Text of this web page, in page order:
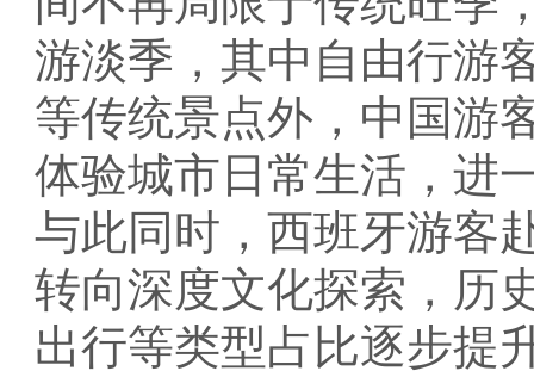
游淡季，其中自由行游
等传统景点外，中国游
体验城市日常生活，进
与此同时，西班牙游客
转向深度文化探索，历
出行等类型占比逐步提